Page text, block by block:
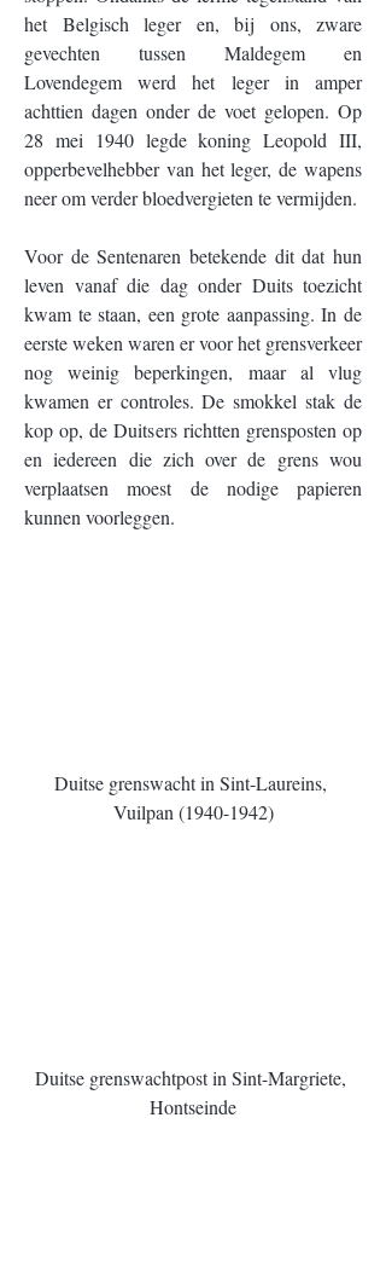
het Belgisch leger en, bij ons, zware
gevechten tussen Maldegem en
Lovendegem werd het leger in amper
achttien dagen onder de voet gelopen. Op
28 mei 1940 legde koning Leopold III,
opperbevelhebber van het leger, de wapens
neer om verder bloedvergieten te vermijden.
Voor de Sentenaren betekende dit dat hun
leven vanaf die dag onder Duits toezicht
kwam te staan, een grote aanpassing. In de
eerste weken waren er voor het grensverkeer
nog weinig beperkingen, maar al vlug
kwamen er controles. De smokkel stak de
kop op, de Duitsers richtten grensposten op
en iedereen die zich over de grens wou
verplaatsen moest de nodige papieren
kunnen voorleggen.
Duitse grenswacht in Sint-Laureins,
Vuilpan (1940-1942)
Duitse grenswachtpost in Sint-Margriete,
Hontseinde